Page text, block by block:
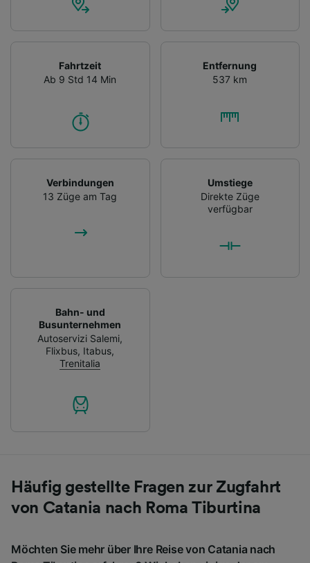
Fahrtzeit
Ab 9 Std 14 Min
Entfernung
537 km
Verbindungen
13 Züge am Tag
Umstiege
Direkte Züge
verfügbar
Bahn- und
Busunternehmen
Autoservizi Salemi,
Flixbus, Itabus,
Trenitalia
Häufig gestellte Fragen zur Zugfahrt
von Catania nach Roma Tiburtina
Möchten Sie mehr über Ihre Reise von Catania nach